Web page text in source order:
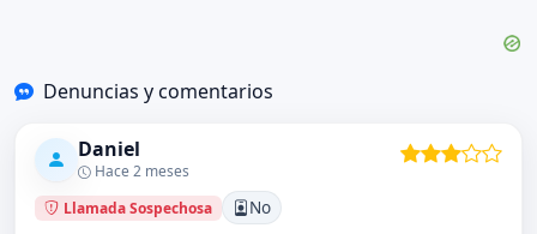
Denuncias y comentarios
Daniel
Hace 2 meses
Llamada Sospechosa
No